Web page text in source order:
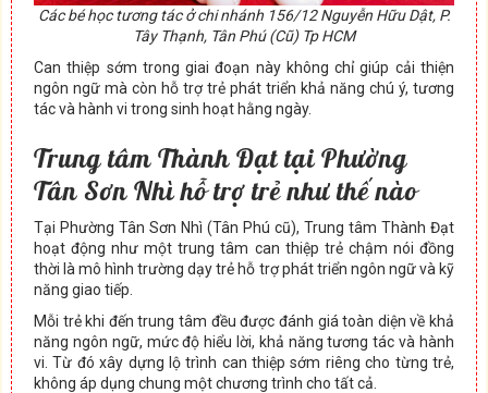
Các bé học tương tác ở chi nhánh 156/12 Nguyễn Hữu Dật, P.
Tây Thạnh, Tân Phú (Cũ) Tp HCM
Can thiệp sớm trong giai đoạn này không chỉ giúp cải thiện
ngôn ngữ mà còn hỗ trợ trẻ phát triển khả năng chú ý, tương
tác và hành vi trong sinh hoạt hằng ngày.
Trung tâm Thành Đạt tại Phường
Tân Sơn Nhì hỗ trợ trẻ như thế nào
Tại Phường Tân Sơn Nhì (Tân Phú cũ), Trung tâm Thành Đạt
hoạt động như một trung tâm can thiệp trẻ chậm nói đồng
thời là mô hình trường dạy trẻ hỗ trợ phát triển ngôn ngữ và kỹ
năng giao tiếp.
Mỗi trẻ khi đến trung tâm đều được đánh giá toàn diện về khả
năng ngôn ngữ, mức độ hiểu lời, khả năng tương tác và hành
vi. Từ đó xây dựng lộ trình can thiệp sớm riêng cho từng trẻ,
không áp dụng chung một chương trình cho tất cả.